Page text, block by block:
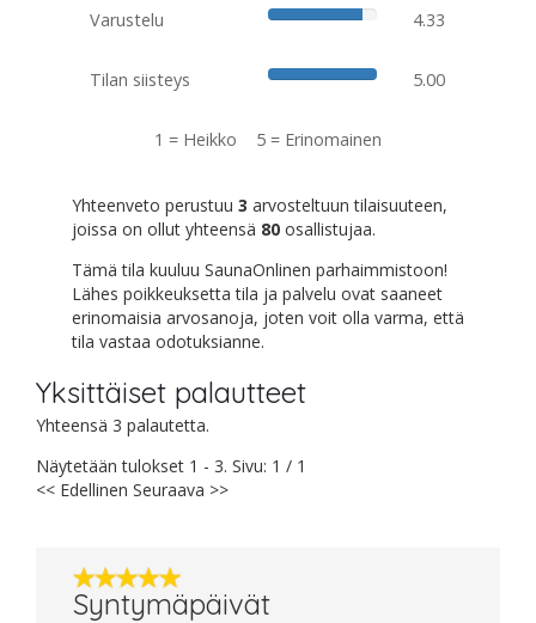
Varustelu 4.33
Tilan siisteys 5.00
1 = Heikko 5 = Erinomainen
Yhteenveto perustuu 3 arvosteltuun tilaisuuteen,
joissa on ollut yhteensä 80 osallistujaa.
Tämä tila kuuluu SaunaOnlinen parhaimmistoon!
Lähes poikkeuksetta tila ja palvelu ovat saaneet
erinomaisia arvosanoja, joten voit olla varma, että
tila vastaa odotuksianne.
Yksittäiset palautteet
Yhteensä 3 palautetta.
Näytetään tulokset 1 - 3. Sivu: 1 / 1
<< Edellinen Seuraava >>
Syntymäpäivät